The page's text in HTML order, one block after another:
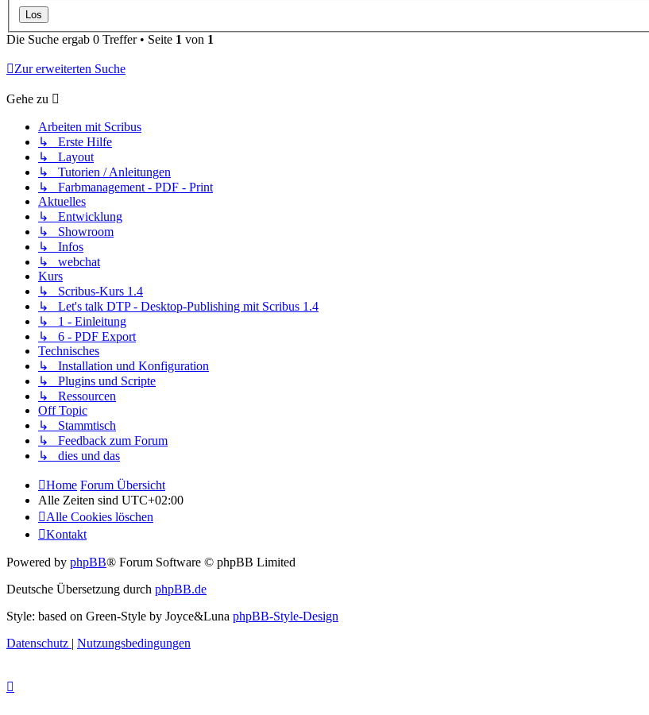
Die Suche ergab 0 Treffer • Seite 1 von 1
Zur erweiterten Suche
Gehe zu
Arbeiten mit Scribus
↳ Erste Hilfe
↳ Layout
↳ Tutorien / Anleitungen
↳ Farbmanagement - PDF - Print
Aktuelles
↳ Entwicklung
↳ Showroom
↳ Infos
↳ webchat
Kurs
↳ Scribus-Kurs 1.4
↳ Let's talk DTP - Desktop-Publishing mit Scribus 1.4
↳ 1 - Einleitung
↳ 6 - PDF Export
Technisches
↳ Installation und Konfiguration
↳ Plugins und Scripte
↳ Ressourcen
Off Topic
↳ Stammtisch
↳ Feedback zum Forum
↳ dies und das
Home Forum Übersicht
Alle Zeiten sind UTC+02:00
Alle Cookies löschen
Kontakt
Powered by phpBB® Forum Software © phpBB Limited
Deutsche Übersetzung durch phpBB.de
Style: based on Green-Style by Joyce&Luna phpBB-Style-Design
Datenschutz | Nutzungsbedingungen